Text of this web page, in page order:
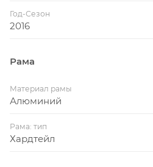
Год-Сезон
2016
Рама
Материал рамы
Алюминий
Рама: тип
Хардтейл